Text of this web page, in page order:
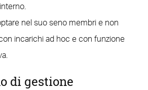
nel suo seno membri e non
incarichi ad hoc e con funzione
di gestione